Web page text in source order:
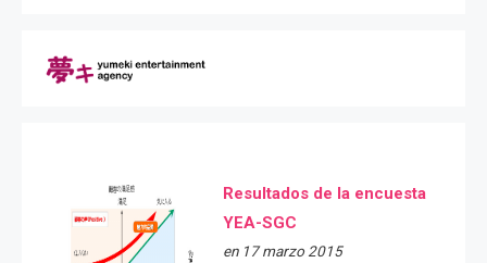
Resultados de la encuesta
YEA-SGC
en 17 marzo 2015